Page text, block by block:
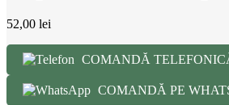
52,00 lei
COMANDĂ
COMANDĂ PE